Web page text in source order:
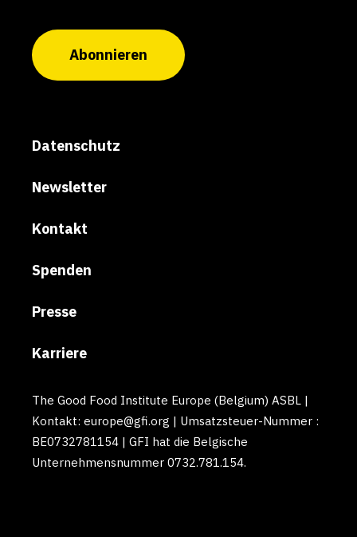
Abonnieren
Datenschutz
Newsletter
Kontakt
Spenden
Presse
Karriere
The Good Food Institute Europe (Belgium) ASBL |
Kontakt: europe@gfi.org | Umsatzsteuer-Nummer :
BE0732781154 | GFI hat die Belgische
Unternehmensnummer 0732.781.154.